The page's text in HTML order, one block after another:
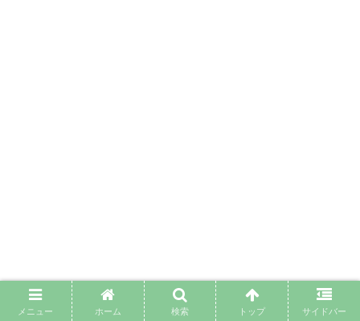
シェアする
メニュー ホーム 検索 トップ サイドバー